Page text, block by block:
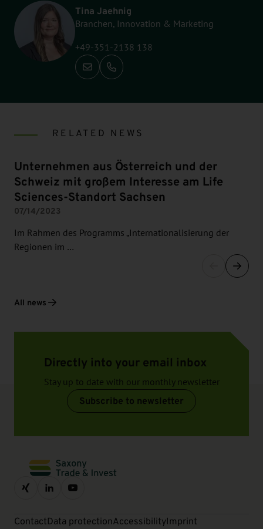
Tina Jaehnig
Branchen, Innovation & Marketing
+49-351-2138 138
Call: +49-351-2138 138
RELATED NEWS
Unternehmen aus Österreich und der
Schweiz mit großem Interesse am Life
Sciences-Standort Sachsen
07/14/2023
Im Rahmen des Programms „Internationalisierung der
Regionen im …
All news
Directly into your email inbox
Stay up to date with our monthly newsletter
Subscribe to newsletter
ContactData protectionAccessibilityImprint